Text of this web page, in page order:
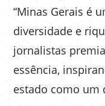
“Minas Gerais é
diversidade e
jornalistas
essência,
estado como um